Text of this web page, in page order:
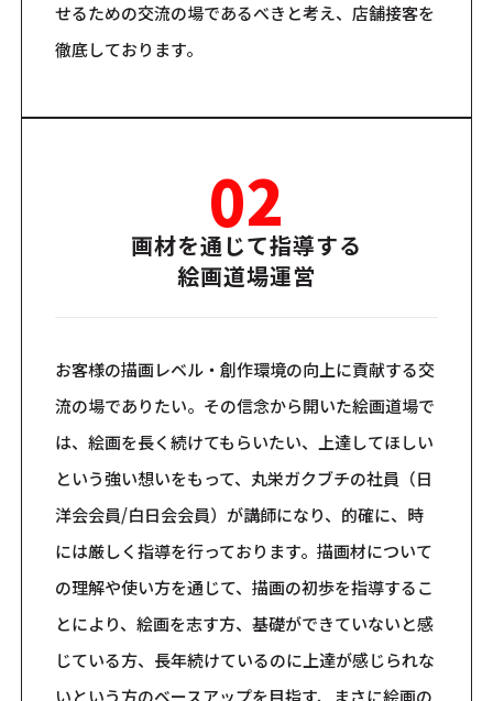
せるための交流の場であるべきと考え、店舗接客を
徹底しております。
02
画材を通じて指導する
絵画道場運営
お客様の描画レベル・創作環境の向上に貢献する交
流の場でありたい。その信念から開いた絵画道場で
は、絵画を長く続けてもらいたい、上達してほしい
という強い想いをもって、丸栄ガクブチの社員（日
洋会会員/白日会会員）が講師になり、的確に、時
には厳しく指導を行っております。描画材について
の理解や使い方を通じて、描画の初歩を指導するこ
とにより、絵画を志す方、基礎ができていないと感
じている方、長年続けているのに上達が感じられな
いという方のベースアップを目指す、まさに絵画の